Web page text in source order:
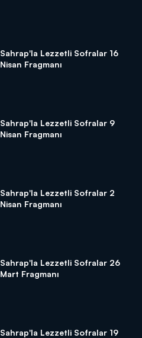
Sahrap'la Lezzetli Sofralar 16
Nisan Fragmanı
Sahrap'la Lezzetli Sofralar 9
Nisan Fragmanı
Sahrap'la Lezzetli Sofralar 2
Nisan Fragmanı
Sahrap'la Lezzetli Sofralar 26
Mart Fragmanı
Sahrap'la Lezzetli Sofralar 19